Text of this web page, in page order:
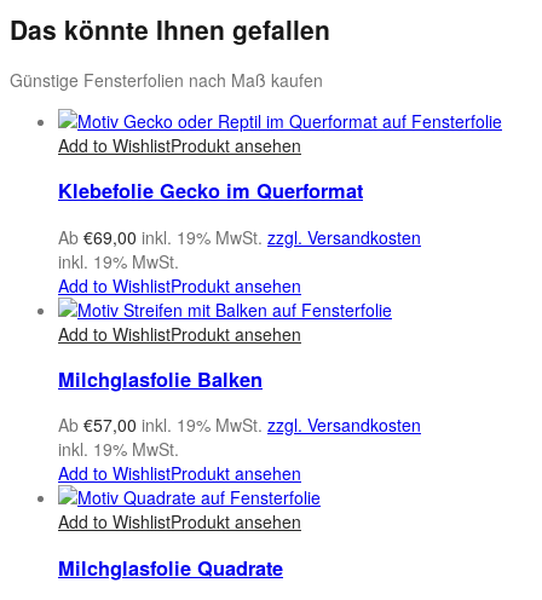
Das könnte Ihnen gefallen
Günstige Fensterfolien nach Maß kaufen
Add to WishlistProdukt ansehen
Klebefolie Gecko im Querformat
Ab €69,00 inkl. 19% MwSt. zzgl. Versandkosten
inkl. 19% MwSt.
Add to WishlistProdukt ansehen
Add to WishlistProdukt ansehen
Milchglasfolie Balken
Ab €57,00 inkl. 19% MwSt. zzgl. Versandkosten
inkl. 19% MwSt.
Add to WishlistProdukt ansehen
Add to WishlistProdukt ansehen
Milchglasfolie Quadrate